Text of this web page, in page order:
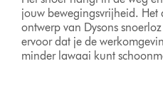
jouw bewegingsvrijheid. Het
ontwerp van Dysons
ervoor dat je de
minder lawaai kunt